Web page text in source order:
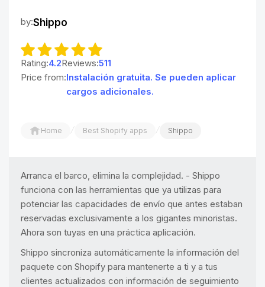
by:Shippo
Rating:4.2Reviews:511
Price from:Instalación gratuita. Se pueden aplicar
cargos adicionales.
Home / Best Shopify apps / Shippo
Arranca el barco, elimina la complejidad. - Shippo
funciona con las herramientas que ya utilizas para
potenciar las capacidades de envío que antes estaban
reservadas exclusivamente a los gigantes minoristas.
Ahora son tuyas en una práctica aplicación.
Shippo sincroniza automáticamente la información del
paquete con Shopify para mantenerte a ti y a tus
clientes actualizados con información de seguimiento